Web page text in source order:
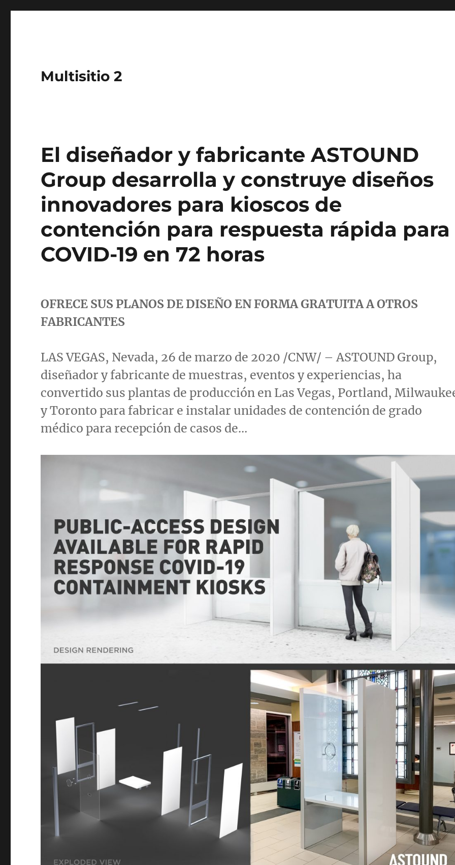
Multisitio 2
El diseñador y fabricante ASTOUND
Group desarrolla y construye diseños
innovadores para kioscos de
contención para respuesta rápida para
COVID-19 en 72 horas
OFRECE SUS PLANOS DE DISEÑO EN FORMA GRATUITA A OTROS
FABRICANTES
LAS VEGAS, Nevada, 26 de marzo de 2020 /CNW/ – ASTOUND Group,
diseñador y fabricante de muestras, eventos y experiencias, ha
convertido sus plantas de producción en Las Vegas, Portland,
yToronto para fabricar e instalar unidades de contención de grado
médico para recepción de casos de…